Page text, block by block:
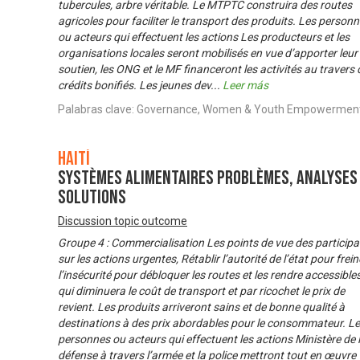
tubercules, arbre véritable. Le MTPTC construira des routes
agricoles pour faciliter le transport des produits. Les
ou acteurs qui effectuent les actions Les producteurs et les
organisations locales seront mobilisés en vue d’apporter leur
soutien, les ONG et le MF financeront les activités au travers
crédits bonifiés. Les jeunes dev... Leer más
Palabras clave: Governance, Women & Youth
Haití
Systèmes alimentaires problèmes,
solutions
Discussion topic outcome
Groupe 4 : Commercialisation Les points de vue des
sur les actions urgentes, Rétablir l’autorité de l’état pour
l’insécurité pour débloquer les routes et les rendre
qui diminuera le coût de transport et par ricochet le prix de
revient. Les produits arriveront sains et de bonne qualité à
destinations à des prix abordables pour le consommateur.
personnes ou acteurs qui effectuent les actions Ministère de
défense à travers l’armée et la police mettront tout en œuvre